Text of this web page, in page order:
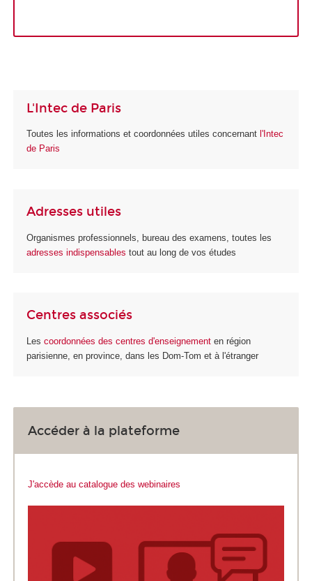
L'Intec de Paris
Toutes les informations et coordonnées utiles concernant l'Intec
de Paris
Adresses utiles
Organismes professionnels, bureau des examens, toutes les
adresses indispensables tout au long de vos études
Centres associés
Les coordonnées des centres d'enseignement en région
parisienne, en province, dans les Dom-Tom et à l'étranger
Accéder à la plateforme
J'accède au catalogue des webinaires